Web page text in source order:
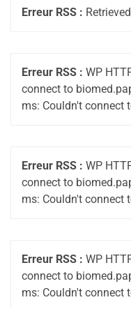
Erreur RSS :
Erreur RSS : WP
connect to
ms: Couldn't connect
Erreur RSS : WP
connect to
ms: Couldn't connect
Erreur RSS : WP
connect to
ms: Couldn't connect